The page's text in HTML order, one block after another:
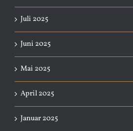
Juli 2025
Juni 2025
Mai 2025
April 2025
Januar 2025